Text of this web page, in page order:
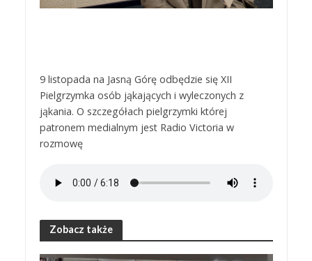
9 listopada na Jasną Górę odbędzie się XII
Pielgrzymka osób jąkających i wyleczonych z
jąkania. O szczegółach pielgrzymki której
patronem medialnym jest Radio Victoria w
rozmowę
Zobacz także